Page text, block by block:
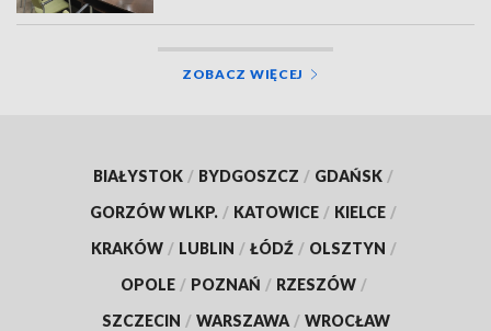
ZOBACZ WIĘCEJ
BIAŁYSTOK / BYDGOSZCZ / GDAŃSK /
GORZÓW WLKP. / KATOWICE / KIELCE /
KRAKÓW / LUBLIN / ŁÓDŹ / OLSZTYN /
OPOLE / POZNAŃ / RZESZÓW /
SZCZECIN / WARSZAWA / WROCŁAW